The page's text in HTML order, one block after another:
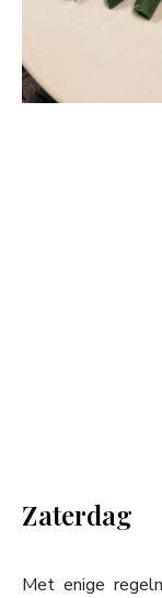
Zaterdag
Met enige